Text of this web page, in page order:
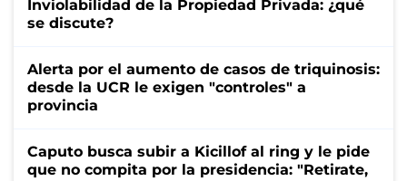
Inviolabilidad de la Propiedad Privada: ¿qué
se discute?
Alerta por el aumento de casos de triquinosis:
desde la UCR le exigen "controles" a
provincia
Caputo busca subir a Kicillof al ring y le pide
que no compita por la presidencia: "Retirate,